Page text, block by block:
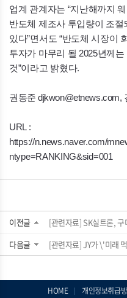
업계 관계자는 “지난해까지
반도체 제조사 투입량이 조절
있다”면서도 “반도체 시장이
투자가 마무리 될 2025년께
것”이라고 밝혔다.
권동준 djkwon@etnews.com,
URL :
https://n.news.naver.com/
ntype=RANKING&sid=001
이전글
[관련자료] SK실트론,
다음글
[관련자료] JY가 \'미래
HOME 개인정보취급